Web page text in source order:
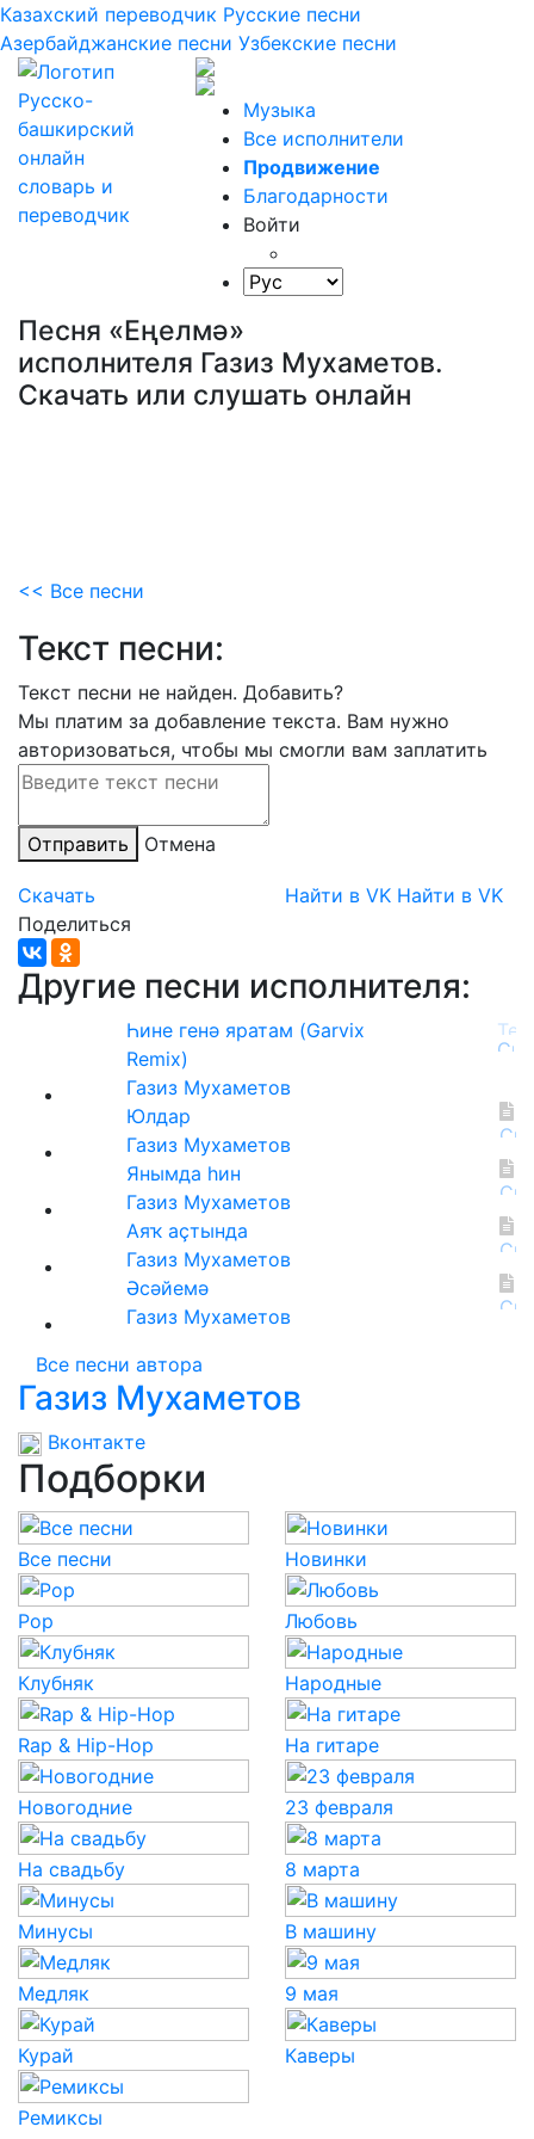
Казахский переводчик Русские песни
Азербайджанские песни Узбекские песни
Музыка
Все исполнители
Продвижение
Благодарности
Войти
Песня «Еңелмә»
исполнителя Газиз Мухаметов.
Скачать или слушать онлайн
<< Все песни
Текст песни:
Текст песни не найден. Добавить?
Мы платим за добавление текста. Вам нужно
авторизоваться, чтобы мы смогли вам заплатить
Отправить Отмена
Скачать Найти в VK Найти в VK
Поделиться
Другие песни исполнителя:
Һине генә яратам (Garvix
Remix)
Газиз Мухаметов
Юлдар
Газиз Мухаметов
Янымда һин
Газиз Мухаметов
Аяҡ аҫтында
Газиз Мухаметов
Әсәйемә
Газиз Мухаметов
Все песни автора
Газиз Мухаметов
Вконтакте
Подборки
Все песни Новинки
Pop Любовь
Клубняк Народные
Rap & Hip-Hop На гитаре
Новогодние 23 февраля
На свадьбу 8 марта
Минусы В машину
Медляк 9 мая
Курай Каверы
Ремиксы